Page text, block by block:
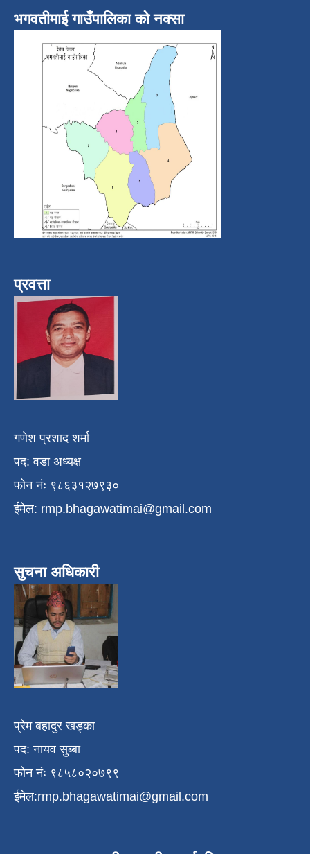
भगवतीमाई गाउँपालिका को नक्सा
प्रवत्ता
गणेश प्रशाद शर्मा
पद: वडा अध्यक्ष
फोन नंः ९८६३१२७९३०
ईमेल: rmp.bhagawatimai@gmail.com
सुचना अधिकारी
प्रेम बहादुर खड्का
पद: नायव सुब्बा
फोन नंः ९८५८०२०७९९
ईमेल:rmp.bhagawatimai@gmail.com